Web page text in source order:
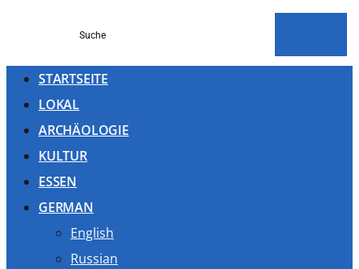
Suche
STARTSEITE
LOKAL
ARCHÄOLOGIE
KULTUR
ESSEN
GERMAN
English
Russian